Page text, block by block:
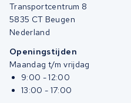
Transportcentrum 8
5835 CT Beugen
Nederland
Openingstijden
Maandag t/m vrijdag
9:00 - 12:00
13:00 - 17:00